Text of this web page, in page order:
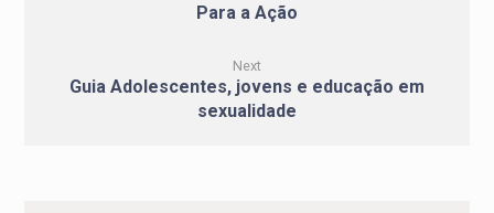
Para a Ação
Next
Guia Adolescentes, jovens e educação em
sexualidade